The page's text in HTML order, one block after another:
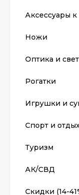
Аксессуары
Ножи
Оптика и свет
Рогатки
Игрушки и
Спорт и
Туризм
АК/СВД
Скидки (14-